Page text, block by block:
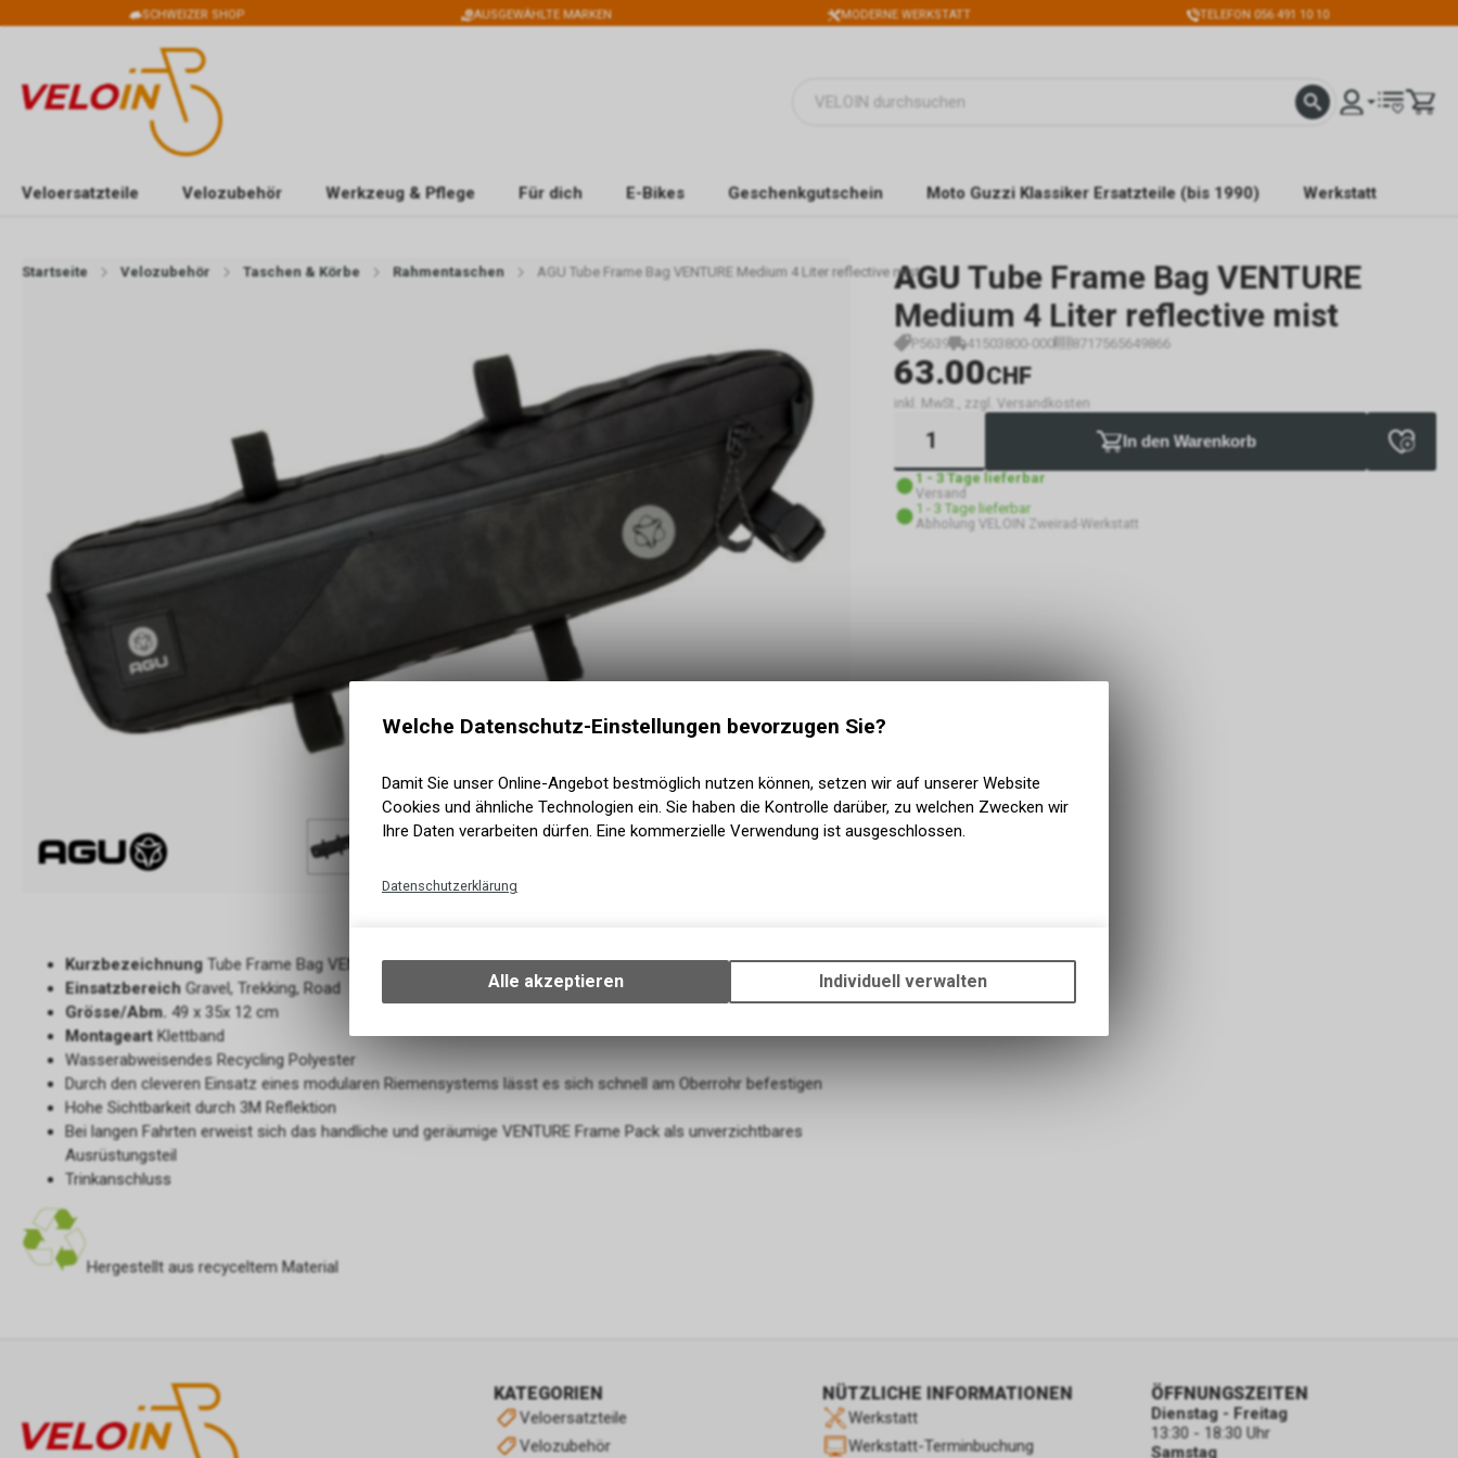
SCHWEIZER SHOP AUSGEWÄHLTE MARKEN MODERNE WERKSTATT TELEFON 056 491 10 10
Veloersatzteile Velozubehör Werkzeug & Pflege Für dich E-Bikes Geschenkgutschein Moto Guzzi Klassiker Ersatzteile (bis 1990) Werkstatt
Startseite Velozubehör Taschen & Körbe Rahmentaschen AGU Tube Frame Bag VENTURE Medium 4 Liter reflective mistAGU Tube Frame Bag VENTURE
Medium 4 Liter reflective mist
P5639 41503800-000 8717565649866
63.00CHF
inkl. MwSt., zzgl. Versandkosten
In den Warenkorb
1 - 3 Tage lieferbar
Versand
1 - 3 Tage lieferbar
Abholung VELOIN Zweirad-Werkstatt
Kurzbezeichnung Tube Frame Bag VENTURE
Einsatzbereich Gravel, Trekking, Road
Grösse/Abm. 49 x 35x 12 cm
Montageart Klettband
Wasserabweisendes Recycling Polyester
Durch den cleveren Einsatz eines modularen Riemensystems lässt es sich schnell am Oberrohr befestigen
Hohe Sichtbarkeit durch 3M Reflektion
Bei langen Fahrten erweist sich das handliche und geräumige VENTURE Frame Pack als unverzichtbares
Ausrüstungsteil
Trinkanschluss
Hergestellt aus recyceltem Material
KATEGORIEN
Veloersatzteile
Velozubehör
NÜTZLICHE INFORMATIONEN
Werkstatt
Werkstatt-Terminbuchung
ÖFFNUNGSZEITEN
Dienstag - Freitag
13:30 - 18:30 Uhr
Samstag
Welche Datenschutz-Einstellungen bevorzugen Sie?
Damit Sie unser Online-Angebot bestmöglich nutzen können, setzen wir auf unserer Website
Cookies und ähnliche Technologien ein. Sie haben die Kontrolle darüber, zu welchen Zwecken wir
Ihre Daten verarbeiten dürfen. Eine kommerzielle Verwendung ist ausgeschlossen.
Datenschutzerklärung
Ihrem Gerät, um die grundlegenden Funktionen unseres Online-Angebots, wie die
Verwendung des Warenkorbs, zu ermöglichen. Bitte beachten Sie, dass die
zulassen.
Alle akzeptieren Individuell verwalten